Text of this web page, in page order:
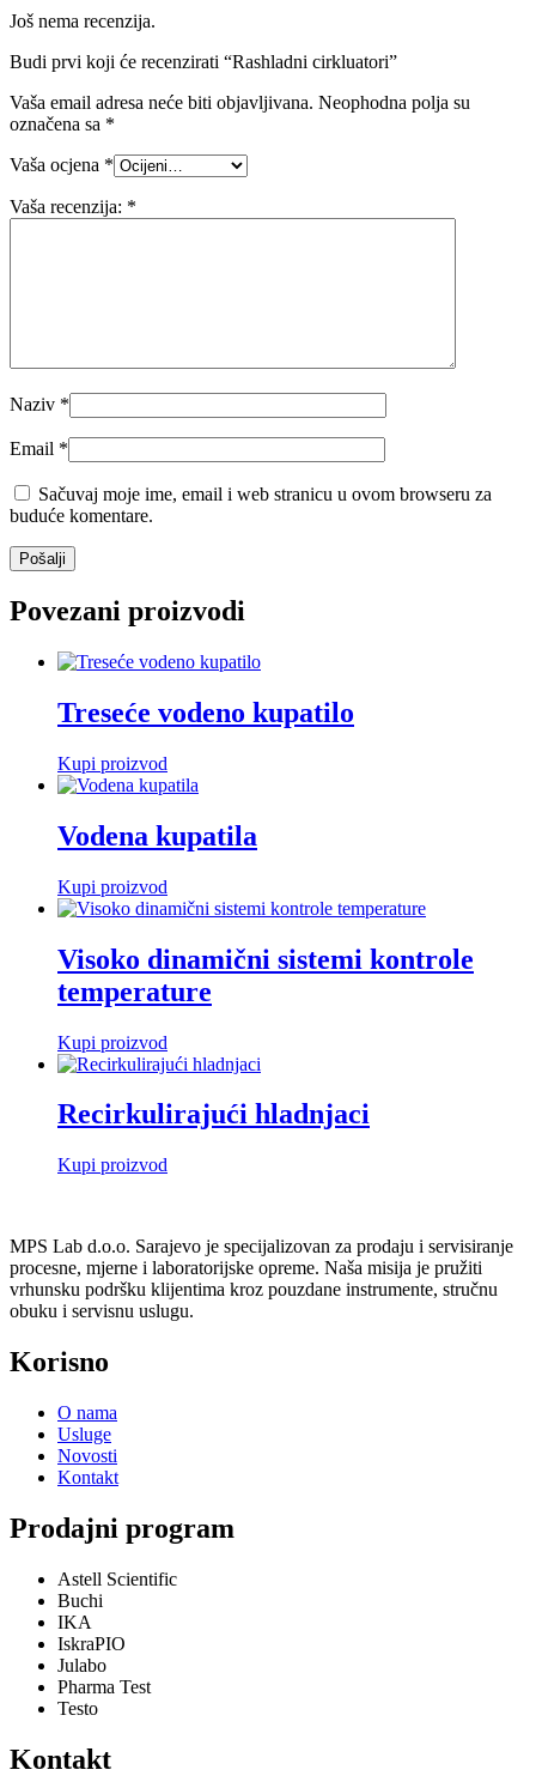
Još nema recenzija.
Budi prvi koji će recenzirati “Rashladni cirkluatori”
Vaša email adresa neće biti objavljivana. Neophodna polja su
označena sa *
Vaša ocjena *
Vaša recenzija: *
Naziv *
Email *
Sačuvaj moje ime, email i web stranicu u ovom browseru za
buduće komentare.
Povezani proizvodi
Treseće vodeno kupatilo
Kupi proizvod
Vodena kupatila
Kupi proizvod
Visoko dinamični sistemi kontrole
temperature
Kupi proizvod
Recirkulirajući hladnjaci
Kupi proizvod
MPS Lab d.o.o. Sarajevo je specijalizovan za prodaju i servisiranje
procesne, mjerne i laboratorijske opreme. Naša misija je pružiti
vrhunsku podršku klijentima kroz pouzdane instrumente, stručnu
obuku i servisnu uslugu.
Korisno
O nama
Usluge
Novosti
Kontakt
Prodajni program
Astell Scientific
Buchi
IKA
IskraPIO
Julabo
Pharma Test
Testo
Kontakt